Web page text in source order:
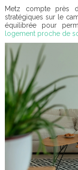
Metz compte près
stratégiques sur le
équilibrée pour
logement proche de